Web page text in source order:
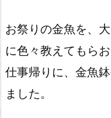
お祭りの金魚を、
に色々教えてもらお
仕事帰りに、金魚
ました。